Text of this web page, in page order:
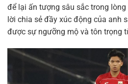
để lại ấn tượng sâu sắc trong
lời chia sẻ đầy xúc động của anh
được sự ngưỡng mộ và tôn trọng